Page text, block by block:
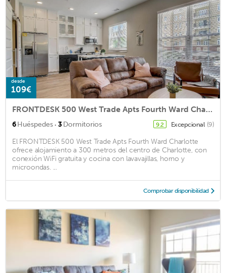
desde
109€
FRONTDESK 500 West Trade Apts Fourth Ward Charlotte
6Huéspedes · 3Dormitorios 9.2 Excepcional (9)
El FRONTDESK 500 West Trade Apts Fourth Ward Charlotte
ofrece alojamiento a 300 metros del centro de Charlotte, con
conexión WiFi gratuita y cocina con lavavajillas, horno y
microondas. ...
Comprobar disponibilidad